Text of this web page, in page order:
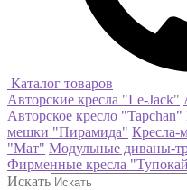
Каталог товаров
Авторские кресла "Le-Jack"
Авторское кресло "Tapchan"
мешки "Пирамида" Кресла-
"Мат" Модульные диваны-
Фирменные кресла
Искать